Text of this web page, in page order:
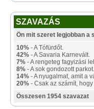
SZAVAZÁS
Ön mit szeret legjobban a
10% - A Tófürdőt.
42% - A Savaria Karnevált.
7% - A rengeteg fagyizási
8% - A sok gondozott parkot.
14% - A nyugalmat, amit a
20% - Csak az számít,
Összesen 1954 szavazat